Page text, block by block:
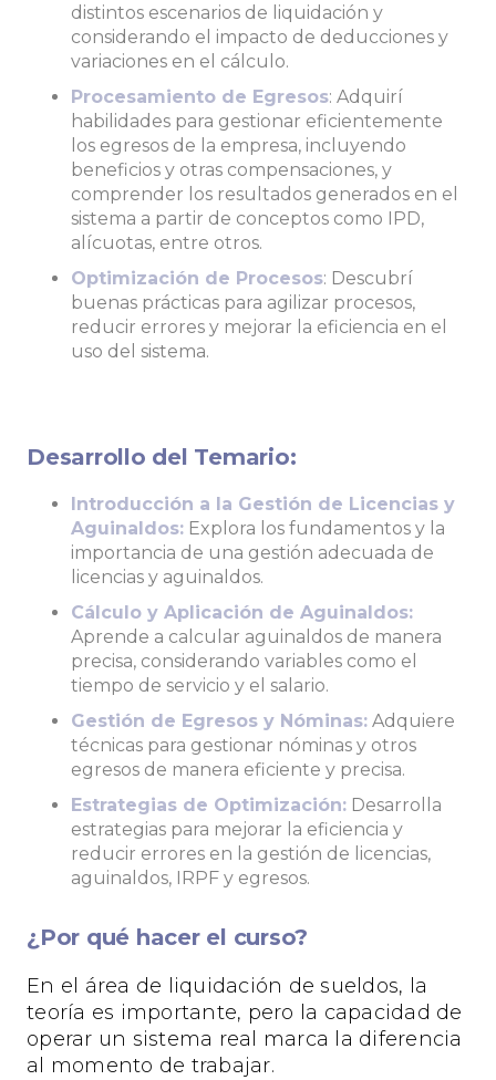
distintos escenarios de liquidación y
considerando el impacto de deducciones y
variaciones en el cálculo.
Procesamiento de Egresos: Adquirí
habilidades para gestionar eficientemente
los egresos de la empresa, incluyendo
beneficios y otras compensaciones, y
comprender los resultados generados en el
sistema a partir de conceptos como IPD,
alícuotas, entre otros.
Optimización de Procesos: Descubrí
buenas prácticas para agilizar procesos,
reducir errores y mejorar la eficiencia en el
uso del sistema.
Desarrollo del Temario:
Introducción a la Gestión de Licencias y
Aguinaldos: Explora los fundamentos y la
importancia de una gestión adecuada de
licencias y aguinaldos.
Cálculo y Aplicación de Aguinaldos:
Aprende a calcular aguinaldos de manera
precisa, considerando variables como el
tiempo de servicio y el salario.
Gestión de Egresos y Nóminas: Adquiere
técnicas para gestionar nóminas y otros
egresos de manera eficiente y precisa.
Estrategias de Optimización: Desarrolla
estrategias para mejorar la eficiencia y
reducir errores en la gestión de licencias,
aguinaldos, IRPF y egresos.
¿Por qué hacer el curso?
En el área de liquidación de sueldos, la
teoría es importante, pero la capacidad de
operar un sistema real marca la diferencia
al momento de trabajar.